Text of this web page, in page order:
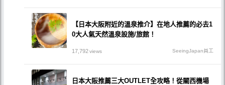
【日本大阪附近的溫泉推介】在地人推薦的必去1
0大人氣天然溫泉設施/旅館！
17,792views SeeingJapan員工
日本大阪推薦三大OUTLET全攻略！從關西機場